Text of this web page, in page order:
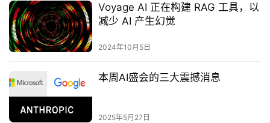
Voyage AI 正在构建 RAG 工具，以
减少 AI 产生幻觉
2024年10月5日
本周AI盛会的三大震撼消息‌
2025年5月27日